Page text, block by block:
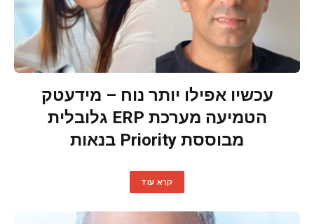
עכשיו אפילו יותר נוח – מידעטק
הטמיעה מערכת ERP גלובלית
מבוססת Priority בנאות
קרא עוד